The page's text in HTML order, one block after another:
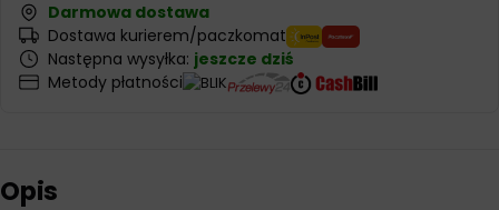
Darmowa dostawa
Dostawa kurierem/paczkomat
Następna wysyłka: jeszcze dziś
Metody płatności
Opis